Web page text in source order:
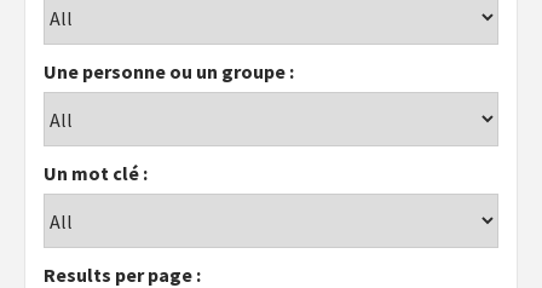
Une personne ou un groupe :
Un mot clé :
Results per page :